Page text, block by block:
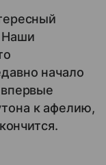
Наши
начало
к афелию,